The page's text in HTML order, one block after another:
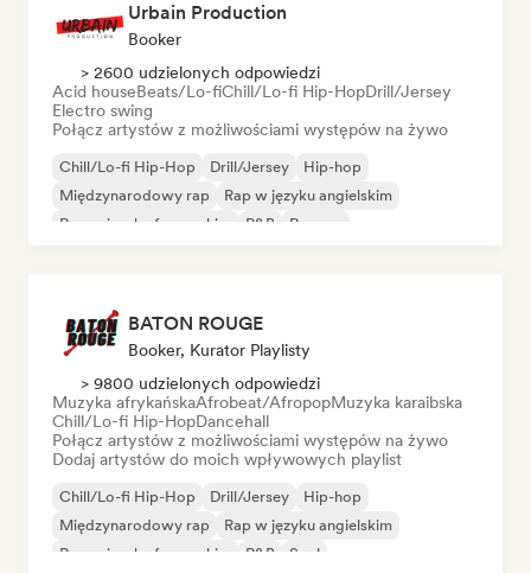
Urbain Production
Booker
> 2600 udzielonych odpowiedzi
Acid houseBeats/Lo-fiChill/Lo-fi Hip-HopDrill/Jersey
Electro swing
Połącz artystów z możliwościami występów na żywo
Chill/Lo-fi Hip-Hop Drill/Jersey
Hip-hop
Międzynarodowy rap
Rap w języku angielskim
Rap w języku francuskim
R&B Reggae
BATON ROUGE
Booker, Kurator Playlisty
> 9800 udzielonych odpowiedzi
Muzyka afrykańskaAfrobeat/AfropopMuzyka karaibska
Chill/Lo-fi Hip-HopDancehall
Połącz artystów z możliwościami występów na żywo
Dodaj artystów do moich wpływowych playlist
Chill/Lo-fi Hip-Hop Drill/Jersey
Hip-hop
Międzynarodowy rap
Rap w języku angielskim
Rap w języku francuskim
R&B Soul